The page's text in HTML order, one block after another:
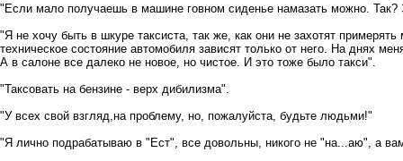
"Если мало получаешь в машине говном сиденье намазать можно. Так?
"Я не хочу быть в шкуре таксиста, так же, как они не захотят
техническое состояние автомобиля зависят только от него. На днях
А в салоне все далеко не новое, но чистое. И это тоже было такси".
"Таксовать на бензине - верх дибилизма".
"У всех свой взгляд,на проблему, но, пожалуйста, будьте людьми!"
"Я лично подрабатываю в "Ест", все довольны, никого не "на...аю", а